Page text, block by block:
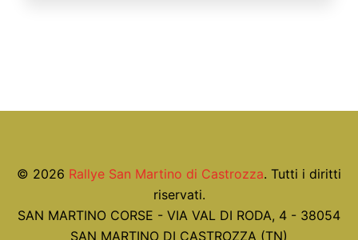
© 2026 Rallye San Martino di Castrozza. Tutti i diritti
riservati.
SAN MARTINO CORSE - VIA VAL DI RODA, 4 - 38054
SAN MARTINO DI CASTROZZA (TN)